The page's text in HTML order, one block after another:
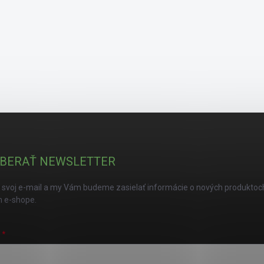
NEWSLETTER
svoj e-mail a my Vám budeme zasielať informácie o nových
e-shope.